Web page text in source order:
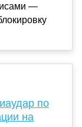
—
по
на